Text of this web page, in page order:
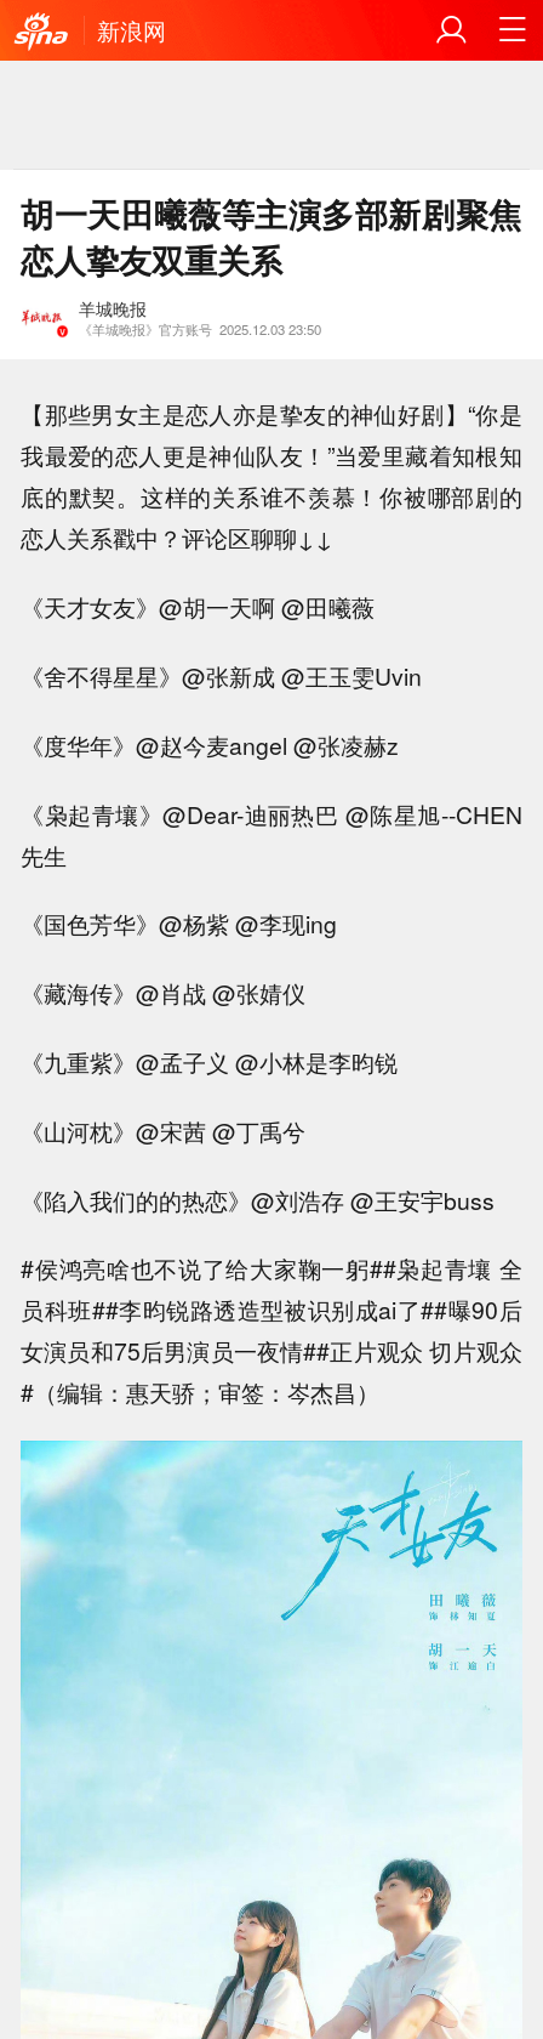
新浪网
胡一天田曦薇等主演多部新剧聚焦
恋人挚友双重关系
羊城晚报
《羊城晚报》官方账号 2025.12.03 23:50
【那些男女主是恋人亦是挚友的神仙好剧】“你是
我最爱的恋人更是神仙队友！”当爱里藏着知根知
底的默契。这样的关系谁不羡慕！你被哪部剧的
恋人关系戳中？评论区聊聊↓↓
《天才女友》@胡一天啊 @田曦薇
《舍不得星星》@张新成 @王玉雯Uvin
《度华年》@赵今麦angel @张凌赫z
《枭起青壤》@Dear-迪丽热巴 @陈星旭--CHEN
先生
《国色芳华》@杨紫 @李现ing
《藏海传》@肖战 @张婧仪
《九重紫》@孟子义 @小林是李昀锐
《山河枕》@宋茜 @丁禹兮
《陷入我们的的热恋》@刘浩存 @王安宇buss
#侯鸿亮啥也不说了给大家鞠一躬##枭起青壤 全
员科班##李昀锐路透造型被识别成ai了##曝90后
女演员和75后男演员一夜情##正片观众 切片观众
#（编辑：惠天骄；审签：岑杰昌）